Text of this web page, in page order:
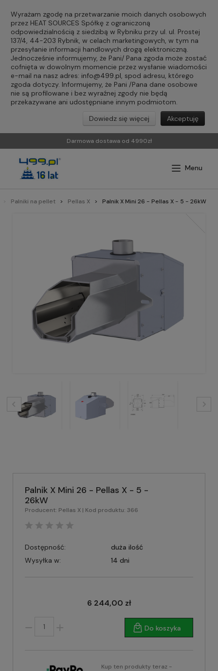
Wyrażam zgodę na przetwarzanie moich danych osobowych
przez HEAT SOURCES Spółkę z ograniczoną
odpowiedzialnością z siedzibą w Rybniku przy ul. ul. Prostej
137/4, 44-203 Rybnik, w celach marketingowych, w tym na
przesyłanie informacji handlowych drogą elektroniczną.
Jednocześnie informujemy, że Pani/ Pana zgoda może zostać
cofnięta w dowolnym momencie przez wysłanie wiadomości
e-mail na nasz adres: info@499.pl, spod adresu, którego
zgoda dotyczy. Informujemy, że Pani /Pana dane osobowe
nie są profilowane i bez wyraźnej zgody nie będą
przekazywane ani udostępniane innym podmiotom.
Akceptuję
Dowiedz się więcej
Darmowa dostawa od 4990zł
Palniki na pellet Pellas X Palnik X Mini 26 - Pellas X - 5 - 26kW
Palnik X Mini 26 - Pellas X - 5 -
26kW
Producent: Pellas X | Kod produktu: 366
Dostępność:
duża ilość
Wysyłka w:
14 dni
6 244,00 zł
Do koszyka
Kup ten produkty teraz -